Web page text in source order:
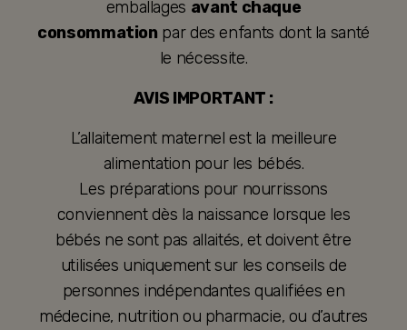
emballages avant chaque
consommation par des enfants dont la santé
le nécessite.
AVIS IMPORTANT :
L’allaitement maternel est la meilleure
alimentation pour les bébés.
Les préparations pour nourrissons
conviennent dès la naissance lorsque les
bébés ne sont pas allaités, et doivent être
utilisées uniquement sur les conseils de
personnes indépendantes qualifiées en
médecine, nutrition ou pharmacie, ou d’autres